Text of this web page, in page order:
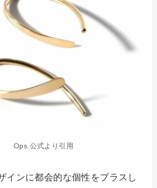
Ops.公式より引用
インに都会的な個性をプラスし